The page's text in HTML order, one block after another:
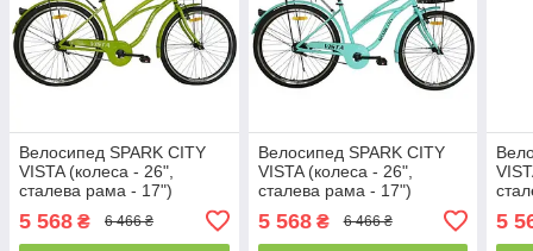
Велосипед SPARK CITY
VISTA (колеса - 26",
сталева рама - 17")
5 568 ₴ 6 466 ₴
Велосипед SPARK CITY
VISTA (колеса - 26",
сталева рама - 17")
5 568₴ 6 466 ₴ 5